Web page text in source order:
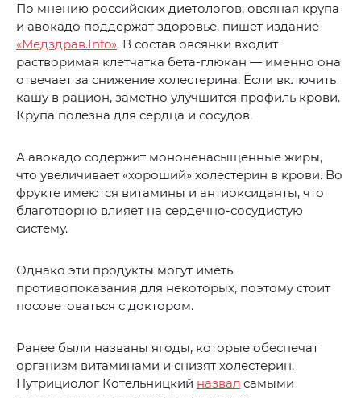
По мнению российских диетологов, овсяная крупа
и авокадо поддержат здоровье, пишет издание
«Медздрав.Info». В состав овсянки входит
растворимая клетчатка бета-глюкан — именно она
отвечает за снижение холестерина. Если включить
кашу в рацион, заметно улучшится профиль крови.
Крупа полезна для сердца и сосудов.
А авокадо содержит мононенасыщенные жиры,
что увеличивает «хороший» холестерин в крови. Во
фрукте имеются витамины и антиоксиданты, что
благотворно влияет на сердечно-сосудистую
систему.
Однако эти продукты могут иметь
противопоказания для некоторых, поэтому стоит
посоветоваться с доктором.
Ранее были названы ягоды, которые обеспечат
организм витаминами и снизят холестерин.
Нутрициолог Котельницкий назвал самыми